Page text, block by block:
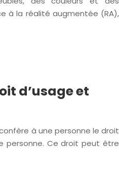
à la réalité augmentée (RA),
d’usage et
à une personne le droit
personne. Ce droit peut être